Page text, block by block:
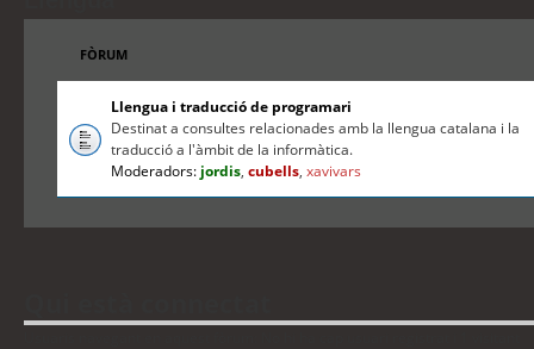
FÒRUM
Llengua i traducció de programari
Destinat a consultes relacionades amb la llengua catalana i la
traducció a l'àmbit de la informàtica.
Moderadors: jordis,cubells,xavivars